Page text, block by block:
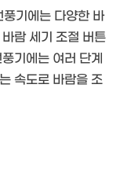
기에는 다양한 바
람 세기 조절 버튼
기에는 여러 단계
속도로 바람을 조